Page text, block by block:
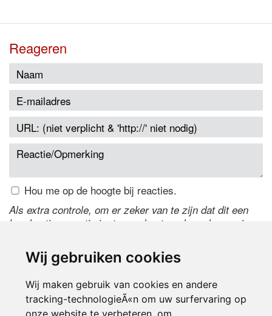
Wij gebruiken cookies
Wij maken gebruik van cookies en andere
tracking-technologieÃ«n om uw surfervaring op
onze website te verbeteren, om
Reageren
Hou me op de hoogte bij reacties.
Als extra controle, om er zeker van te zijn dat dit een
handmatige reactie is, typ onderstaande code over in
de code te wijzigen.